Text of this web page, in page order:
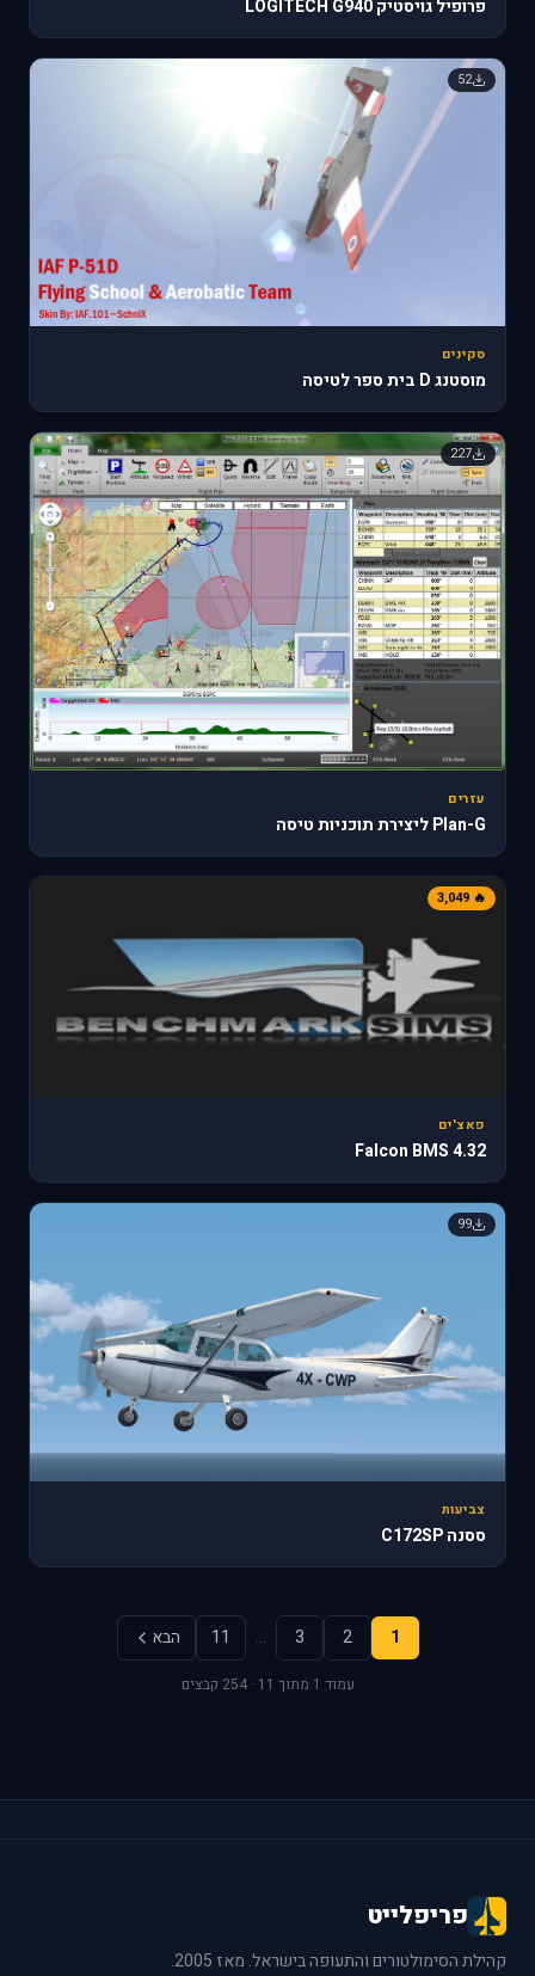
פרופיל גויסטיק LOGITECH G940
52
סקינים
מוסטנג D בית ספר לטיסה
227
עזרים
Plan-G ליצירת תוכניות טיסה
🔥 3,049
פאצ'ים
Falcon BMS 4.32
99
צביעות
ססנה C172SP
1
2
3
…
11 הבא
עמוד 1 מתוך 11 · 254 קבצים
פריפלייט
קהילת הסימולטורים והתעופה בישראל. מאז 2005.